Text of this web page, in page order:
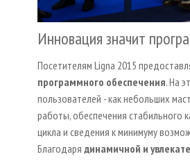
Инновация значит
Посетителям Ligna 2015
программного обеспечения. На
пользователей - как небольших
работы, обеспечения стабильного
цикла и сведения к минимуму
Благодаря динамичной и